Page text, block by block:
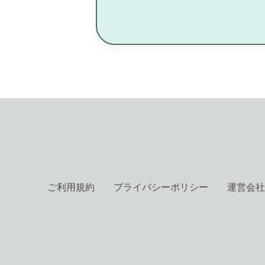
ご利用規約 プライバシーポリシー 運営会社